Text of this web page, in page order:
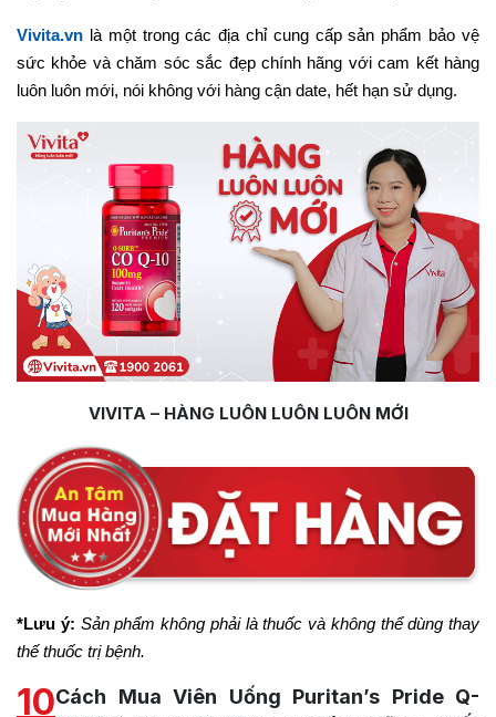
Vivita.vn là một trong các địa chỉ cung cấp sản phẩm bảo vệ
sức khỏe và chăm sóc sắc đẹp chính hãng với cam kết hàng
luôn luôn mới, nói không với hàng cận date, hết hạn sử dụng.
VIVITA – HÀNG LUÔN LUÔN LUÔN MỚI
*Lưu ý: Sản phẩm không phải là thuốc và không thể dùng thay
thế thuốc trị bệnh.
10Cách Mua Viên Uống Puritan’s Pride Q-